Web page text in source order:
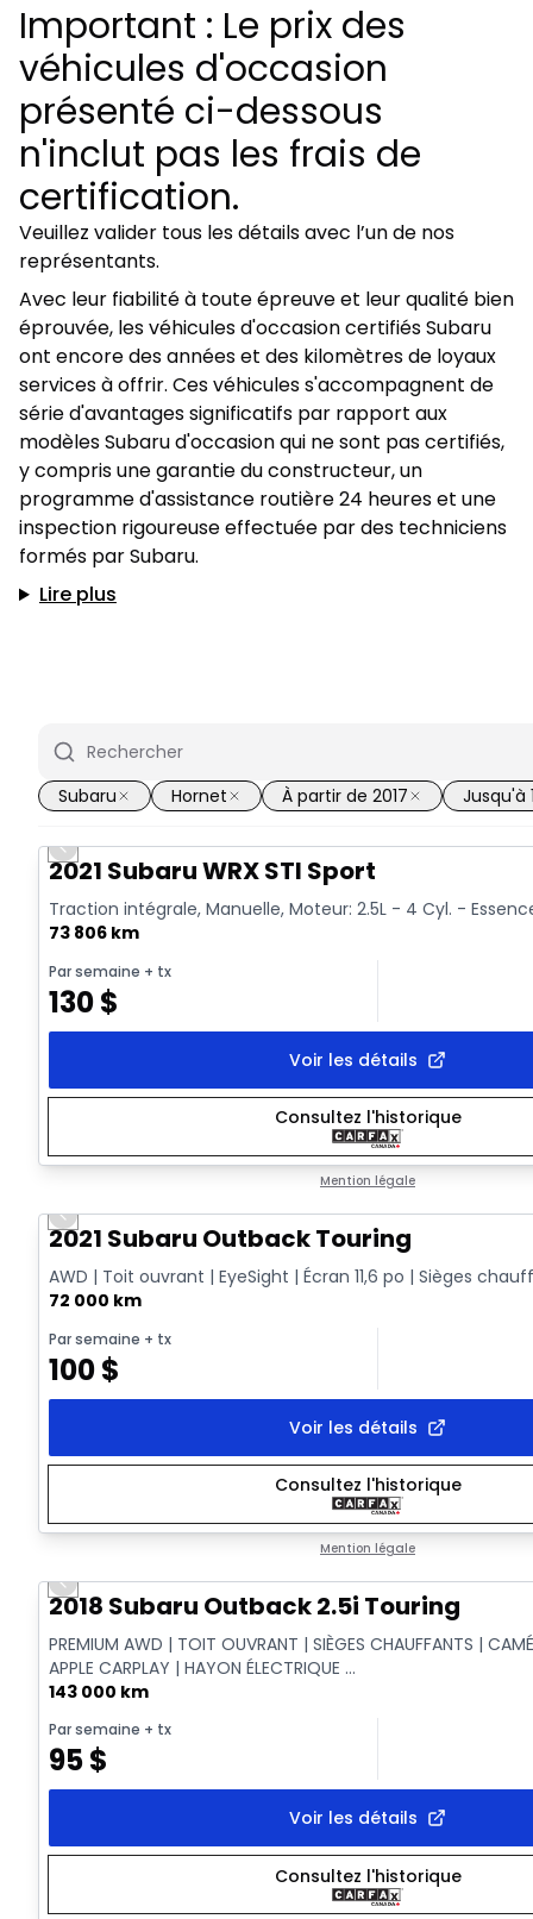
Important : Le prix des
véhicules d'occasion
présenté ci-dessous
n'inclut pas les frais de
certification.
Veuillez valider tous les détails avec l’un de nos
représentants.
Avec leur fiabilité à toute épreuve et leur qualité bien
éprouvée, les véhicules d'occasion certifiés Subaru
ont encore des années et des kilomètres de loyaux
services à offrir. Ces véhicules s'accompagnent de
série d'avantages significatifs par rapport aux
modèles Subaru d'occasion qui ne sont pas certifiés,
y compris une garantie du constructeur, un
programme d'assistance routière 24 heures et une
inspection rigoureuse effectuée par des techniciens
formés par Subaru.
Lire plus
Subaru Hornet À partir de 2017 Jusqu'à
Vidéo disponible
Previous slide
2021 Subaru WRX STI Sport
Traction intégrale, Manuelle, Moteur: 2.5L - 4 Cyl. -
73 806 km
Par semaine + tx
130$
Voir les détails
Consultez l'historique
Mention légale
Previous slide
2021 Subaru Outback Touring
AWD | Toit ouvrant | EyeSight | Écran 11,6 po | Sièges
72 000 km
Par semaine + tx
100$
Voir les détails
Consultez l'historique
Mention légale
Previous slide
2018 Subaru Outback 2.5i Touring
PREMIUM AWD | TOIT OUVRANT | SIÈGES CHAUFFANTS |
APPLE CARPLAY | HAYON ÉLECTRIQUE ...
143 000 km
Par semaine + tx
95$
Voir les détails
Consultez l'historique